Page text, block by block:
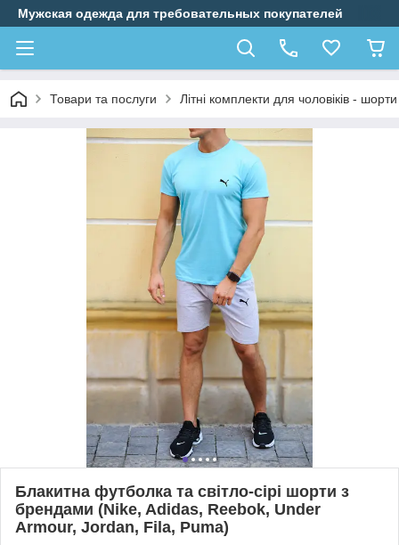
Мужская одежда для требовательных покупателей
Товари та послуги Літні комплекти для чоловіків -
Блакитна футболка та світло-сірі шорти з
брендами (Nike, Adidas, Reebok, Under
Armour, Jordan, Fila, Puma)